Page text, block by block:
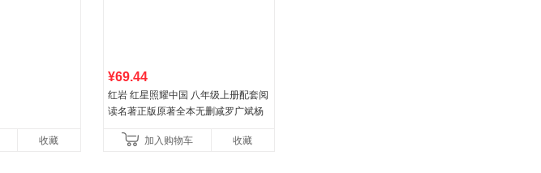
收藏
¥69.44
红岩 红星照耀中国 八年级上册配套阅
读名著正版原著全本无删减罗广斌杨
初中生课外书中国青
加入购物车 收藏